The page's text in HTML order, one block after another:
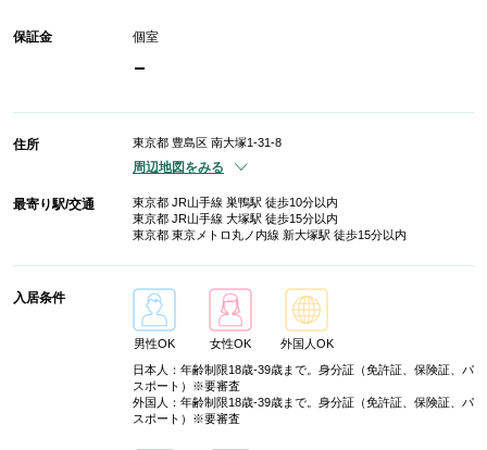
保証金 個室
-
住所 東京都 豊島区 南大塚1-31-8
周辺地図をみる
最寄り駅/交通
東京都 JR山手線 巣鴨駅 徒歩10分以内
東京都 JR山手線 大塚駅 徒歩15分以内
東京都 東京メトロ丸ノ内線 新大塚駅 徒歩15分以内
入居条件
男性OK 女性OK
外国人OK
日本人：年齢制限18歳-39歳まで。身分証（免許証、保険証、パ
スポート）※要審査
外国人：年齢制限18歳-39歳まで。身分証（免許証、保険証、パ
スポート）※要審査